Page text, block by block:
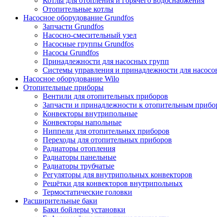
Отопительные котлы
Насосное оборудование Grundfos
Запчасти Grundfos
Насосно-смесительный узел
Насосные группы Grundfos
Насосы Grundfos
Принадлежности для насосных групп
Системы управления и принадлежности для
Насосное оборудование Wilo
Отопительные приборы
Вентили для отопительных приборов
Запчасти и принадлежности к отопительным
Конвекторы внутрипольные
Конвекторы напольные
Ниппели для отопительных приборов
Переходы для отопительных приборов
Радиаторы отопления
Радиаторы панельные
Радиаторы трубчатые
Регуляторы для внутрипольных конвекторов
Решётки для конвекторов внутрипольных
Термостатические головки
Расширительные баки
Баки бойлеры установки